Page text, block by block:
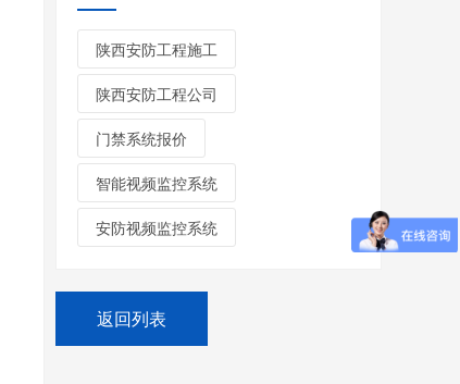
陕西安防工程施工
陕西安防工程公司
门禁系统报价
智能视频监控系统
安防视频监控系统
返回列表